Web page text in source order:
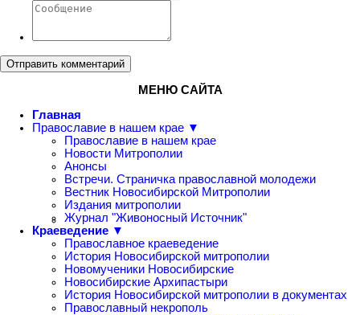
Отправить комментарий
МЕНЮ САЙТА
Главная
Православие в нашем крае ▼
Православие в нашем крае
Новости Митрополии
Анонсы
Встречи. Страничка православной молодежи
Вестник Новосибирской Митрополии
Издания митрополии
Журнал "Живоносный Источник"
Краеведение ▼
Православное краеведение
История Новосибирской митрополии
Новомученики Новосибирские
Новосибирские Архипастыри
История Новосибирской митрополии в документах
Православный некрополь